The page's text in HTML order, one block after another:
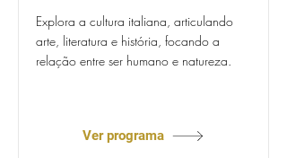
Explora a cultura italiana, articulando
arte, literatura e história, focando a
relação entre ser humano e natureza.
Ver programa